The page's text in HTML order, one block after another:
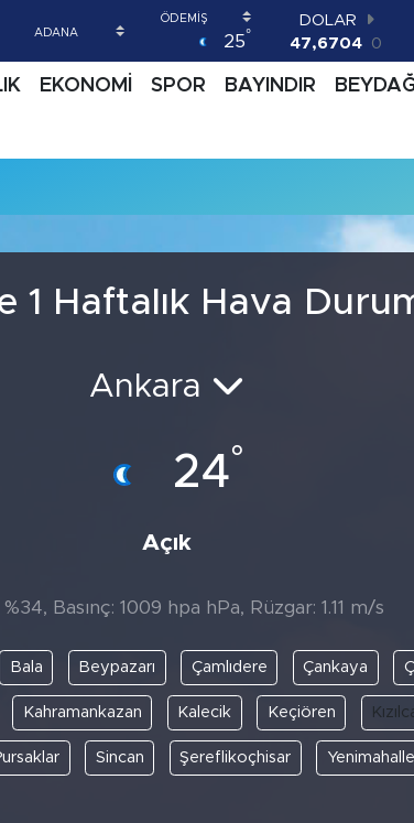
25°
DOLAR
47,6704
0
EURO
55,0406 -0.08
GRAM ALTIN
13.799
70
BITCOIN
EKONOMİ SPOR BAYINDIR
1 Haftalık Hava
Ankara
24°
Açık
Basınç: 1009 hpa hPa, Rüzgar: 1.11 m/s
Bala Beypazarı Çamlıdere Çankaya
Kahramankazan Kalecik Keçiören
Sincan Şereflikoçhisar Yenimahalle